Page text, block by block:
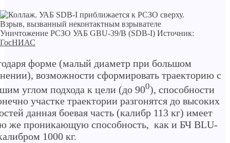
Уничтожение РСЗО УАБ GBU-39/B (SDB-I) Источник:
ГосНИАС
форме (малый диаметр при большом
возможности сформировать траекторию с
углом подхода к цели (до 900), способности
участке траектории разгонятся до высоких
данная боевая часть (калибр 113 кг) имеет
же проникающую способность, как и БЧ BLU-
1000 кг.